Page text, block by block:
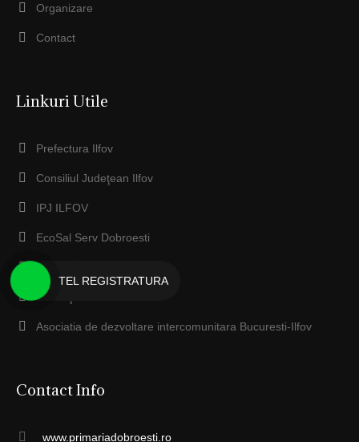
Organizare
Contact
Linkuri Utile
Prefectura Ilfov
Consiliul Judeţean Ilfov
IPJ ILFOV
EcoSal Serv Dobroesti
Anaf ILFOV
Protecţia Mediului Ilfov
Asociatia de dezvoltare intercomunitara Bucuresti-Ilfov
Contact Info
www.primariadobroesti.ro
TEL REGISTRATURA